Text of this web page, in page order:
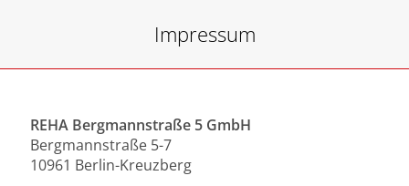
Impressum
REHA Bergmannstraße 5 GmbH
Bergmannstraße 5-7
10961 Berlin-Kreuzberg